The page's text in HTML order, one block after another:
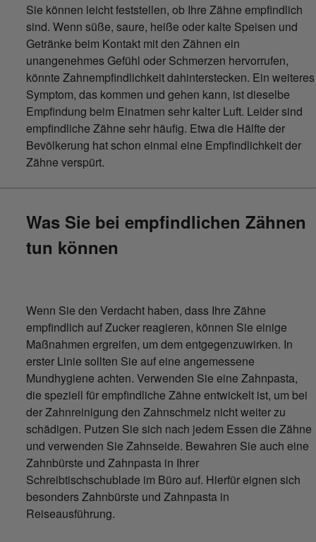
Sie können leicht feststellen, ob Ihre Zähne empfindlich
sind. Wenn süße, saure, heiße oder kalte Speisen und
Getränke beim Kontakt mit den Zähnen ein
unangenehmes Gefühl oder Schmerzen hervorrufen,
könnte Zahnempfindlichkeit dahinterstecken. Ein weiteres
Symptom, das kommen und gehen kann, ist dieselbe
Empfindung beim Einatmen sehr kalter Luft. Leider sind
empfindliche Zähne sehr häufig. Etwa die Hälfte der
Bevölkerung hat schon einmal eine Empfindlichkeit der
Zähne verspürt.
Was Sie bei empfindlichen Zähnen
tun können
Wenn Sie den Verdacht haben, dass Ihre Zähne
empfindlich auf Zucker reagieren, können Sie einige
Maßnahmen ergreifen, um dem entgegenzuwirken. In
erster Linie sollten Sie auf eine angemessene
Mundhygiene achten. Verwenden Sie eine Zahnpasta,
die speziell für empfindliche Zähne entwickelt ist, um bei
der Zahnreinigung den Zahnschmelz nicht weiter zu
schädigen. Putzen Sie sich nach jedem Essen die Zähne
und verwenden Sie Zahnseide. Bewahren Sie auch eine
Zahnbürste und Zahnpasta in Ihrer
Schreibtischschublade im Büro auf. Hierfür eignen sich
besonders Zahnbürste und Zahnpasta in
Reiseausführung.